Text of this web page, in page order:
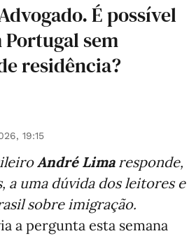
É possível
sem
residência?
19:15
André Limaresponde,
a uma dúvida dos leitores e
sobre imigração.
a pergunta esta semana